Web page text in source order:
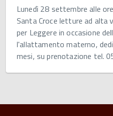
Lunedì 28 settembre alle
Santa Croce letture ad alta
per Leggere in occasione
l'allattamento materno,
mesi, su prenotazione tel.